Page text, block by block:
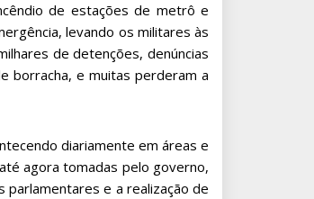
de estações de metrô e
levando os militares às
de detenções, denúncias
borracha, e muitas perderam a
diariamente em áreas e
agora tomadas pelo governo,
e a realização de